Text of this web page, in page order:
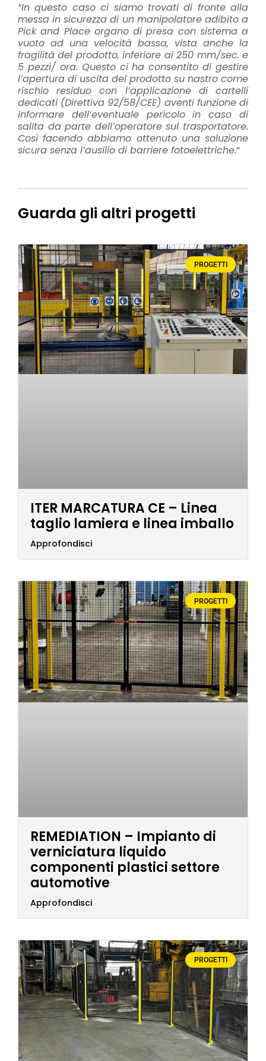
“In questo caso ci siamo trovati di fronte alla
messa in sicurezza di un manipolatore adibito a
Pick and Place organo di presa con sistema a
vuoto ad una velocità bassa, vista anche la
fragilità del prodotto, inferiore ai 250 mm/sec. e
5 pezzi/ ora. Questo ci ha consentito di gestire
l’apertura di uscita del prodotto su nastro come
rischio residuo con l’applicazione di cartelli
dedicati (Direttiva 92/58/CEE) aventi funzione di
informare dell’eventuale pericolo in caso di
salita da parte dell’operatore sul trasportatore.
Così facendo abbiamo ottenuto una soluzione
sicura senza l’ausilio di barriere fotoelettriche.“
Guarda gli altri progetti
PROGETTI
ITER MARCATURA CE – Linea
taglio lamiera e linea imballo
Approfondisci
PROGETTI
REMEDIATION – Impianto di
verniciatura liquido
componenti plastici settore
automotive
Approfondisci
PROGETTI